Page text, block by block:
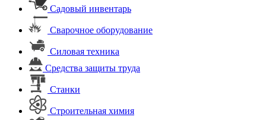
Садовый инвентарь
Сварочное оборудование
Силовая техника
Средства защиты труда
Станки
Строительная химия